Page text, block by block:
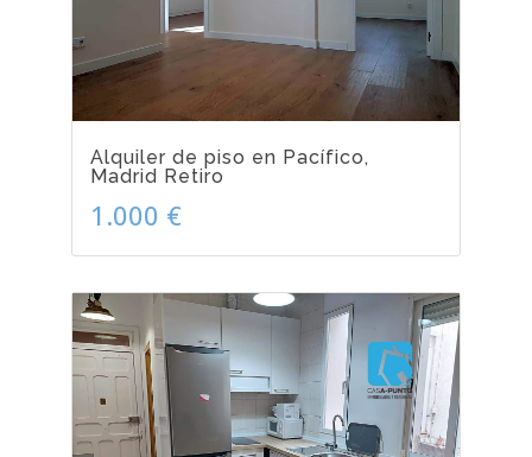
Alquiler de piso en Pacífico,
Madrid Retiro
1.000 €